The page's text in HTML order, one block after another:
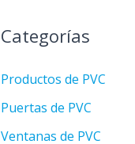
Categorías
Productos de PVC
Puertas de PVC
Ventanas de PVC